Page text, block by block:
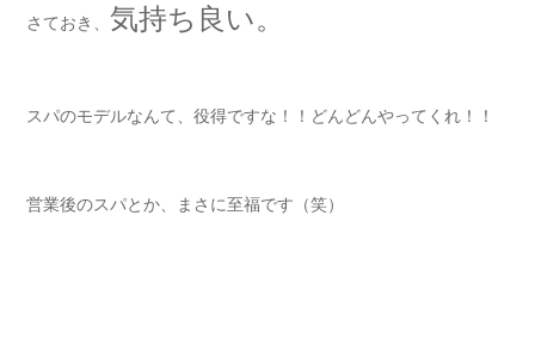
さておき、気持ち良い。
スパのモデルなんて、役得ですな！！どんどんやってくれ！！
営業後のスパとか、まさに至福です（笑）